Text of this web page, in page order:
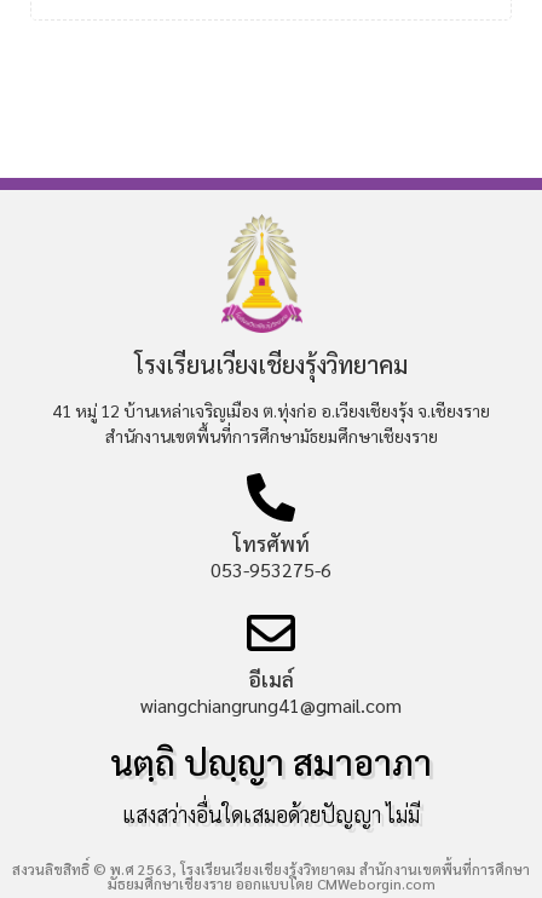
โรงเรียนเวียงเชียงรุ้งวิทยาคม
41 หมู่ 12 บ้านเหล่าเจริญเมือง ต.ทุ่งก่อ อ.เวียงเชียงรุ้ง จ.เชียงราย
สำนักงานเขตพื้นที่การศึกษามัธยมศึกษาเชียงราย
โทรศัพท์
053-953275-6
อีเมล์
wiangchiangrung41@gmail.com
นตฺถิ ปญฺญา สมาอาภา
แสงสว่างอื่นใดเสมอด้วยปัญญา ไม่มี
สงวนลิขสิทธิ์ © พ.ศ 2563, โรงเรียนเวียงเชียงรุ้งวิทยาคม สำนักงานเขตพื้นที่การศึกษา
มัธยมศึกษาเชียงราย ออกแบบโดย CMWeborgin.com